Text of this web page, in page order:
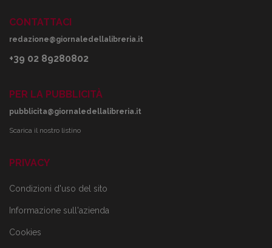
CONTATTACI
redazione@giornaledellalibreria.it
+39 02 89280802
PER LA PUBBLICITÀ
pubblicita@giornaledellalibreria.it
Scarica il nostro listino
PRIVACY
Condizioni d'uso del sito
Informazione sull'azienda
Cookies